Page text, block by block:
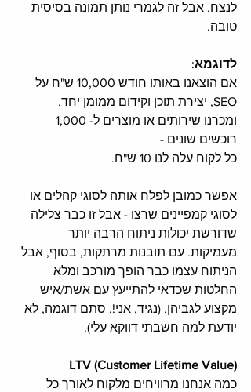
לנצח. אבל זה לגמרי נותן תמונה בסיסית
טובה.
לדוגמא:
אם הוצאנו באותו חודש 10,000 ש"ח על
SEO, יצירת תוכן וקידום ממומן יחד.
רוכשים שונים -
כל לקוח עלה לנו 10 ש"ח.
אפשר כמובן לפלח אותה לסוגי קהלים או
לסוגי קמפיינים שרצו - אבל זו כבר צלילה
שדורשת יכולות ניתוח הרבה יותר
מעמיקות. עם תובנות מרתקות, בסוף, אבל
הניתוח עצמו כבר הופך מורכב ומלא
החלטות שכדאי להתייעץ עם אשת/איש
מקצוע לגביהן. (נגיד, אני!. סתם דוגמה, לא
יודעת למה חשבתי דווקא עלי).
LTV (Customer Lifetime Value)
כמה אנחנו מרוויחים מלקוח לאורך כל